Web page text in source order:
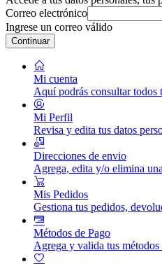
Correo electrónico
Ingrese un correo válido
Continuar
Mi cuenta
Aquí podrás consultar todos
Mi Perfil
Revisa y edita tus datos
Direcciones de envio
Agrega, edita y/o elimina
Mis Pedidos
Gestiona tus pedidos,
Métodos de Pago
Agrega y valida tus métodos